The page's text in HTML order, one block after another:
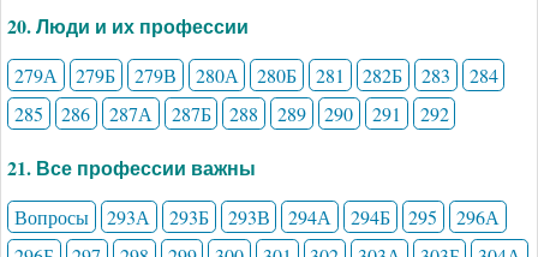
20. Люди и их профессии
279А 279Б 279В 280А 280Б 281 282Б 283
284
285
286 287А 287Б 288 289 290 291 292
21. Все профессии важны
Вопросы 293А 293Б 293В 294А 294Б 295
296А